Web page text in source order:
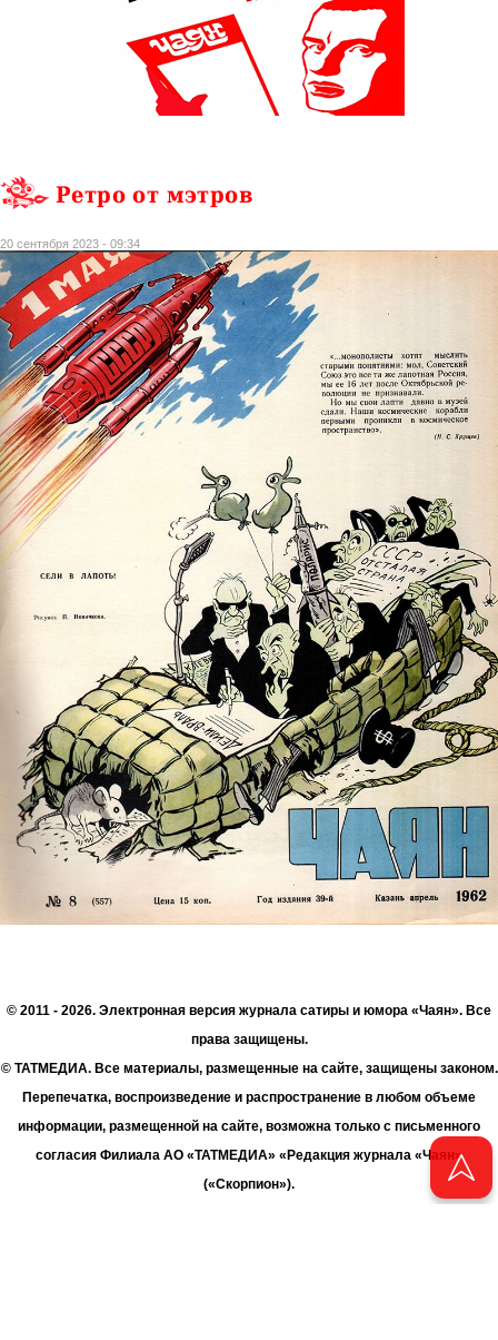
Ретро от мэтров
20 сентября 2023 - 09:34
© 2011 - 2026. Электронная версия журнала сатиры и юмора «Чаян». Все
права защищены.
© ТАТМЕДИА. Все материалы, размещенные на сайте, защищены законом.
Перепечатка, воспроизведение и распространение в любом объеме
информации, размещенной на сайте, возможна только с письменного
согласия Филиала АО «ТАТМЕДИА» «Редакция журнала «Чаян»
(«Скорпион»).